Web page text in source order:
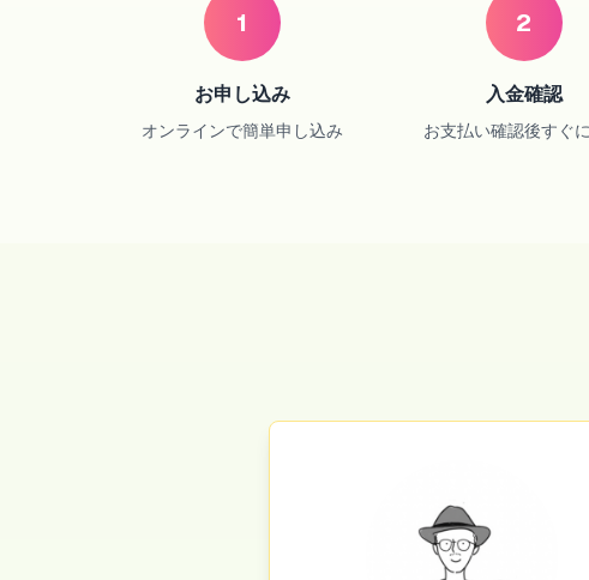
1
お申し込み
オンラインで簡単申し込み
2
入金確認
お支払い確認後すぐ